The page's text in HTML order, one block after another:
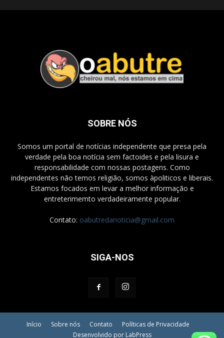
SOBRE NÓS
Somos um portal de notícias independente que presa pela
verdade pela boa notícia sem factoides e pela lisura e
responsabilidade com nossas postagens. Como
independentes não temos religião, somos àpoliticos e liberais.
Estamos focados em levar a melhor informação e
entreterimemto verdadeiramente popular.
Contato: oabutredanoticia@gmail.com
SIGA-NOS
Início Sobre nós Contato
Políticas de Privacidade
Desenvolvido por LabPress